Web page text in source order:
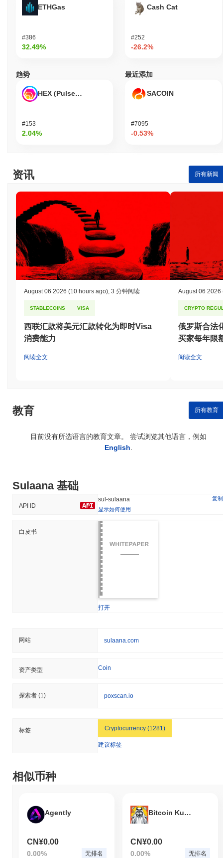
ETHGas
#386
32.49%
Cash Cat
#252
-26.2%
趋势
HEX (Pulsechain)
#153
2.04%
最近添加
SACOIN
#7095
-0.53%
资讯 所有新闻
August 06 2026 (10 hours ago) 3 分钟阅读
STABLECOINS VISA
西联汇款将美元汇款转化为即时Visa
消费能力
阅读全文
August 06 2026
CRYPTO
俄罗斯合法
买家每年限
阅读全文
教育 所有教育
目前没有所选语言的教育文章。 尝试浏览其他语言，例如
English
Sulaana 基础
API ID
sul-sulaana
复制
显示如何使用
白皮书
打开
网站 sulaana.com
资产类型 Coin
探索者 (1) poxscan.io
标签 Cryptocurrency (1281)
建议标签
相似币种
Agently
CN¥0.00
0.00% 无排名
Bitcoin Kuwait
CN¥0.00
0.00% 无排名